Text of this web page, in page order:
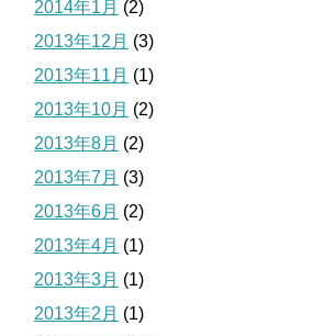
2014年1月 (2)
2013年12月 (3)
2013年11月 (1)
2013年10月 (2)
2013年8月 (2)
2013年7月 (3)
2013年6月 (2)
2013年4月 (1)
2013年3月 (1)
2013年2月 (1)